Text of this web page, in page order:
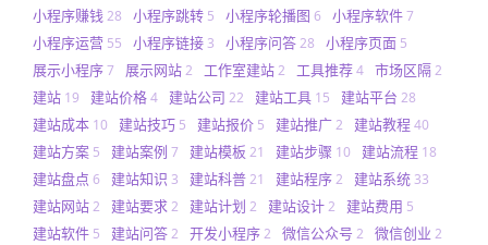
小程序赚钱28 小程序跳转 5 小程序轮播图 6 小程序软件7
小程序运营 55 小程序链接 3 小程序问答28 小程序页面 5
展示小程序7 展示网站2 工作室建站2 工具推荐4 市场区隔2
建站 19 建站价格4 建站公司 22 建站工具 15 建站平台 28
建站成本 10 建站技巧 5 建站报价 5 建站推广2 建站教程40
建站方案 5 建站案例 7 建站模板 21 建站步骤 10 建站流程 18
建站盘点 6 建站知识 3 建站科普21 建站程序2 建站系统 33
建站网站2 建站要求2 建站计划 2 建站设计2 建站费用 5
建站软件 5 建站问答2 开发小程序2 微信公众号 2 微信创业 2